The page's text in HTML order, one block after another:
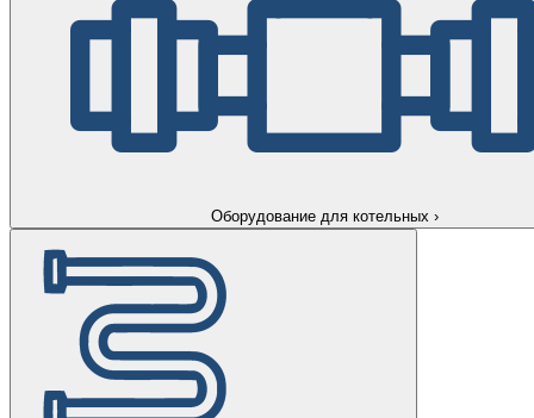
Оборудование для котельных ›